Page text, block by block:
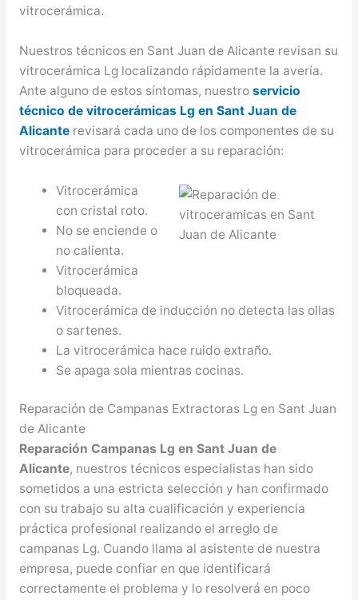
vitrocerámica.
Nuestros técnicos en Sant Juan de Alicante revisan su
vitrocerámica Lg localizando rápidamente la avería.
Ante alguno de estos síntomas, nuestro servicio
técnico de vitrocerámicas Lg en Sant Juan de
Alicanterevisará cada uno de los componentes de su
vitrocerámica para proceder a su reparación:
Vitrocerámica
con cristal roto.
No se enciende o
no calienta.
Vitrocerámica
bloqueada.
Vitrocerámica de inducción no detecta las ollas
o sartenes.
La vitrocerámica hace ruido extraño.
Se apaga sola mientras cocinas.
Reparación de Campanas Extractoras Lg en Sant Juan
de Alicante
Reparación Campanas Lg en Sant Juan de
Alicante, nuestros técnicos especialistas han sido
sometidos a una estricta selección y han confirmado
con su trabajo su alta cualificación y experiencia
práctica profesional realizando el arreglo de
campanas Lg. Cuando llama al asistente de nuestra
empresa, puede confiar en que identificará
correctamente el problema y lo resolverá en poco